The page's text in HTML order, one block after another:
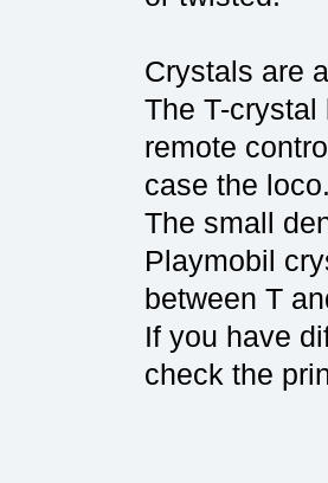
Crystals are
The T-crystal
remote
case the
The small
Playmobil
between T
If you have
check the